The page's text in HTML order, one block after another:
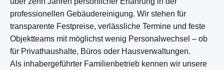
professionellen Gebäudereinigung. Wir stehen für
transparente Festpreise, verlässliche Termine und feste
Objektteams mit möglichst wenig Personalwechsel – ob
für Privathaushalte, Büros oder Hausverwaltungen.
Als inhabergeführter Familienbetrieb kennen wir unsere